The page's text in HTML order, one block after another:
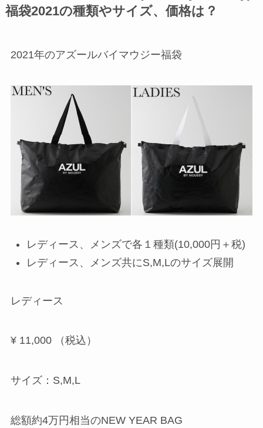
福袋2021の種類やサイズ、価格は？
2021年のアズールバイマウジー福袋
レディース、メンズで各１種類(10,000円＋税)
レディース、メンズ共にS,M,Lのサイズ展開
レディース
¥ 11,000 （税込）
サイズ：S,M,L
総額約4万円相当のNEW YEAR BAG